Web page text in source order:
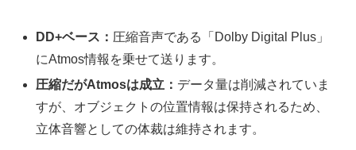
DD+ベース： 圧縮音声である「Dolby Digital Plus」
にAtmos情報を乗せて送ります。
圧縮だがAtmosは成立： データ量は削減されていま
すが、オブジェクトの位置情報は保持されるため、
立体音響としての体裁は維持されます。